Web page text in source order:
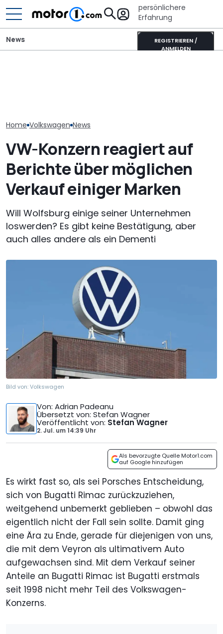
persönlichere
Erfahrung
REGISTRIEREN /
ANMELDEN
News
Home Volkswagen News
VW-Konzern reagiert auf
Berichte über möglichen
Verkauf einiger Marken
Will Wolfsburg einige seiner Unternehmen
loswerden? Es gibt keine Bestätigung, aber
auch alles andere als ein Dementi
Bild von:Volkswagen
Von: Adrian Padeanu
Übersetzt von: Stefan Wagner
Veröffentlicht von: Stefan Wagner
2. Jul. um14:39 Uhr
Als bevorzugte Quelle Motor1.com
auf Google hinzufügen
Es wirkt fast so, als sei Porsches Entscheidung,
sich von Bugatti Rimac zurückzuziehen,
weitgehend unbemerkt geblieben – obwohl das
eigentlich nicht der Fall sein sollte. Damit ging
eine Ära zu Ende, gerade für diejenigen von uns,
die mit dem Veyron als ultimativem Auto
aufgewachsen sind. Mit dem Verkauf seiner
Anteile an Bugatti Rimac ist Bugatti erstmals
seit 1998 nicht mehr Teil des Volkswagen-
Konzerns.